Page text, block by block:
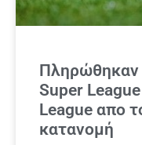
Πληρώθηκαν
Super
League απο
κατανομή